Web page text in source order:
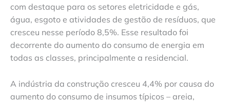
com destaque para os setores eletricidade e gás,
água, esgoto e atividades de gestão de resíduos, que
cresceu nesse período 8,5%. Esse resultado foi
decorrente do aumento do consumo de energia em
todas as classes, principalmente a residencial.
A indústria da construção cresceu 4,4% por causa do
aumento do consumo de insumos típicos – areia,